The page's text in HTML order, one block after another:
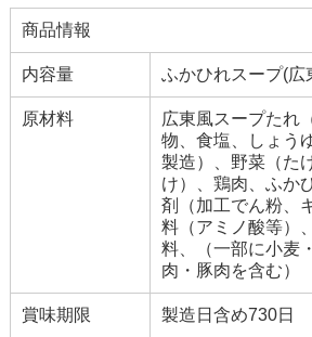
商品情報
内容量 ふかひれスープ(
原材料
広東風スープたれ
物、食塩、しょう
製造）、野菜（た
け）、鶏肉、ふか
剤（加工でん粉、
料（アミノ酸等）
料、（一部に小麦
肉・豚肉を含む）
賞味期限 製造日含め730日